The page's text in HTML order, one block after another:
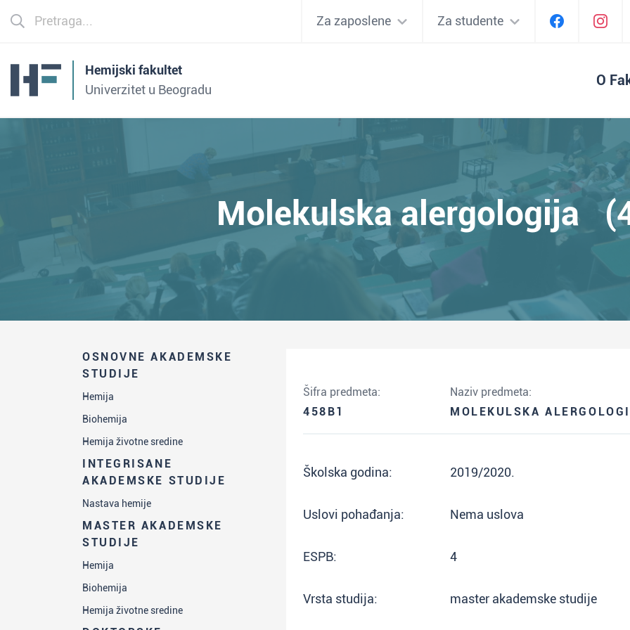
Za zaposlene Za studente
Hemijski fakultet
Univerzitet u Beogradu
O
Molekulska alergologija
OSNOVNE AKADEMSKE
STUDIJE
Hemija
Biohemija
Hemija životne sredine
INTEGRISANE
AKADEMSKE STUDIJE
Nastava hemije
MASTER AKADEMSKE
STUDIJE
Hemija
Biohemija
Hemija životne sredine
Šifra predmeta:
458B1
Naziv predmeta:
MOLEKULSKA
Školska godina: 2019/2020.
Uslovi pohađanja: Nema uslova
ESPB: 4
Vrsta studija: master akademske studije